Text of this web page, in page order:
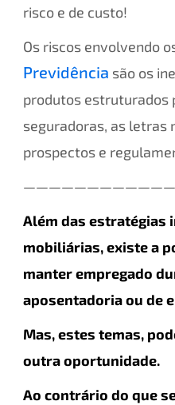
risco e de custo!
Os riscos envolvendo
Previdência são os
produtos estruturados
seguradoras, as letras
prospectos e
Além das estratégias
mobiliárias, existe a
manter empregado
aposentadoria ou de
Mas, estes temas,
outra oportunidade.
Ao contrário do que